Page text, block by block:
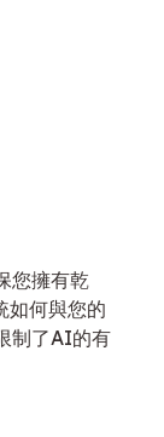
您擁有乾
如何與您的
制了AI的有